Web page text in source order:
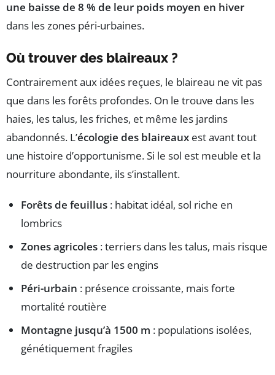
une baisse de 8 % de leur poids moyen en hiver
dans les zones péri-urbaines.
Où trouver des blaireaux ?
Contrairement aux idées reçues, le blaireau ne vit pas
que dans les forêts profondes. On le trouve dans les
haies, les talus, les friches, et même les jardins
abandonnés. L’écologie des blaireaux est avant tout
une histoire d’opportunisme. Si le sol est meuble et la
nourriture abondante, ils s’installent.
Forêts de feuillus : habitat idéal, sol riche en
lombrics
Zones agricoles : terriers dans les talus, mais risque
de destruction par les engins
Péri-urbain : présence croissante, mais forte
mortalité routière
Montagne jusqu’à 1500 m : populations isolées,
génétiquement fragiles